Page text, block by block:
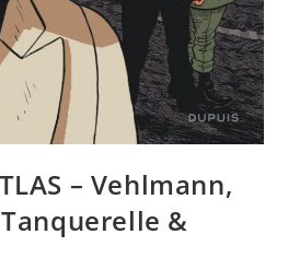
– Vehlmann,
&